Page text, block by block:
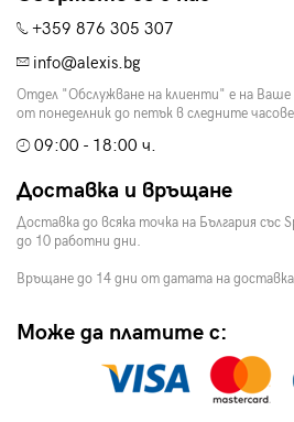
+359 876 305 307
info@alexis.bg
Отдел "Обслужване на клиенти" е на Ваше
от понеделник до петък в следните
09:00 - 18:00 ч.
Доставка и връщане
Доставка до всяка точка на България със
до 10 работни дни.
Връщане до 14 дни от датата на
Може да платите с: